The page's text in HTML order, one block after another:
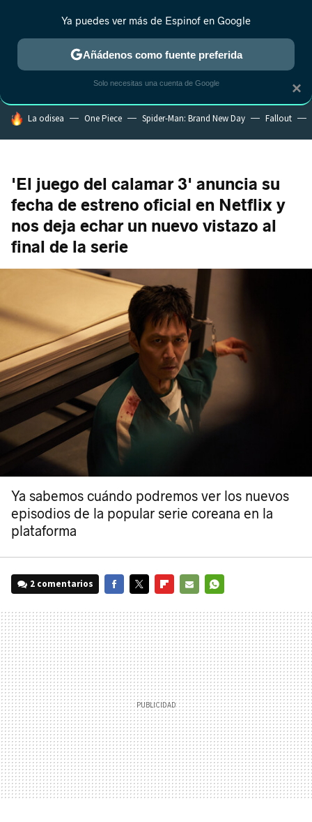
ESTRENOS REALITY ANIME RANKINGS CINE
HOY SE HABLA DE
La odisea One Piece Spider-Man: Brand New Day Fallout
'El juego del calamar 3' anuncia su
fecha de estreno oficial en Netflix y
nos deja echar un nuevo vistazo al
final de la serie
Ya sabemos cuándo podremos ver los nuevos
episodios de la popular serie coreana en la
plataforma
2 comentarios
MAIL
×
Ya puedes ver más de Espinof en Google
Añádenos como fuente preferida
Solo necesitas una cuenta de Google